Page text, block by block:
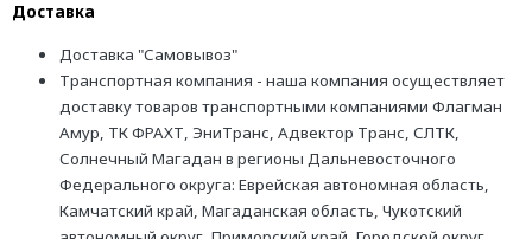
Доставка
Доставка "Самовывоз"
Транспортная компания - наша компания осуществляет
доставку товаров транспортными компаниями Флагман
Амур, ТК ФРАХТ, ЭниТранс, Адвектор Транс, СЛТК,
Солнечный Магадан в регионы Дальневосточного
Федерального округа: Еврейская автономная область,
Камчатский край, Магаданская область, Чукотский